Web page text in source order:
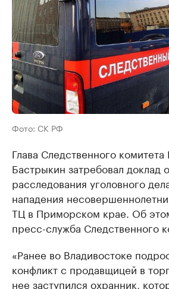
Фото: СК РФ
Глава Следственного
Бастрыкин затребовал доклад
расследования уголовного
нападения
ТЦ в Приморском крае. Об
пресс-служба Следственного
«Ранее во Владивостоке
конфликт с продавщицей в
нее заступился охранник,